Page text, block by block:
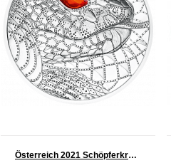
Österreich 2021 Schöpferkraft der Schlange 20 € Silber Serie Augen der Kontinente